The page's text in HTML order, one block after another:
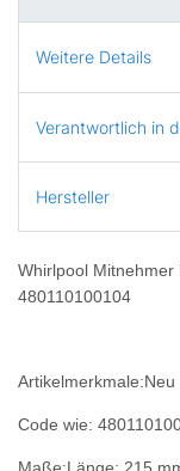
Weitere Details
Verantwortlich in
Hersteller
Whirlpool Mitnehmer
480110100104
Artikelmerkmale:Neu
Code wie: